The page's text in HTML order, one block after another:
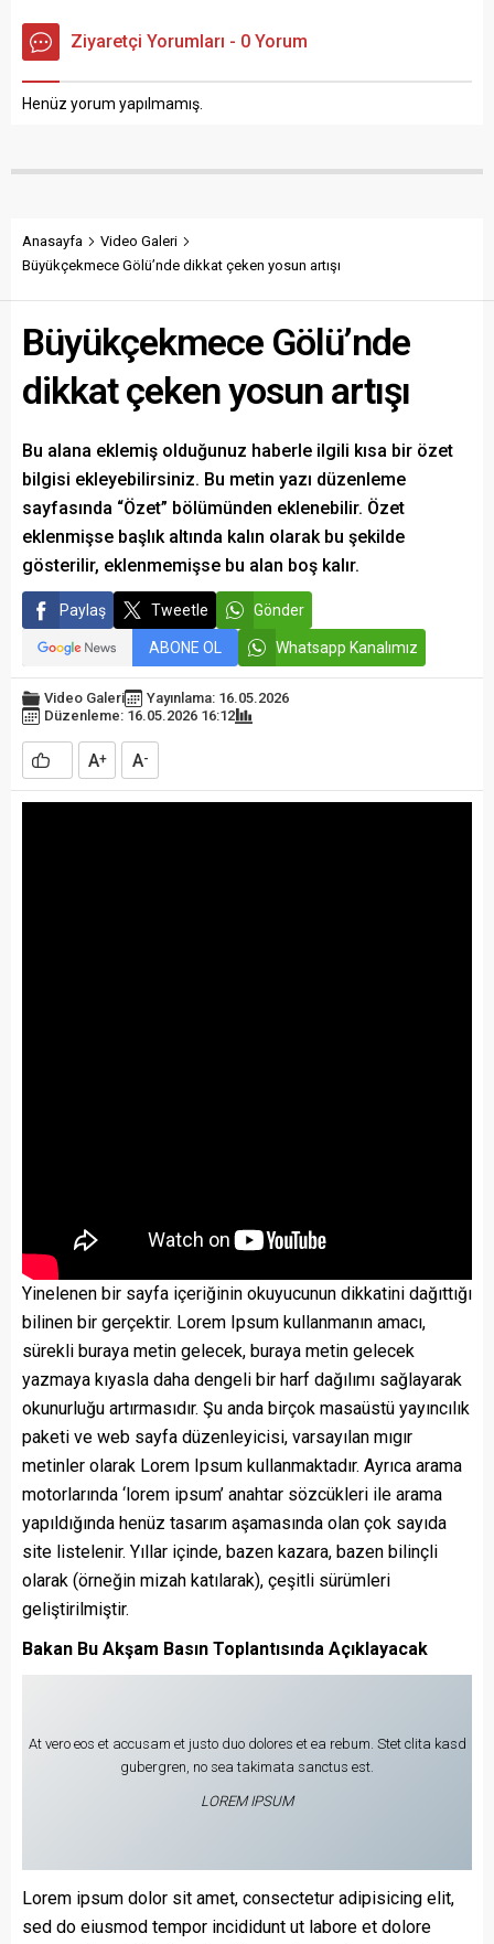
Ziyaretçi Yorumları - 0 Yorum
Henüz yorum yapılmamış.
Anasayfa
Video Galeri
Büyükçekmece Gölü’nde dikkat çeken yosun artışı
Büyükçekmece Gölü’nde
dikkat çeken yosun artışı
Bu alana eklemiş olduğunuz haberle ilgili kısa bir özet
bilgisi ekleyebilirsiniz. Bu metin yazı düzenleme
sayfasında “Özet” bölümünden eklenebilir. Özet
eklenmişse başlık altında kalın olarak bu şekilde
gösterilir, eklenmemişse bu alan boş kalır.
Paylaş Tweetle Gönder
ABONE OL Whatsapp Kanalımız
Video Galeri
Yayınlama: 16.05.2026
Düzenleme: 16.05.2026 16:12
A+ A-
Yinelenen bir sayfa içeriğinin okuyucunun dikkatini dağıttığı
bilinen bir gerçektir. Lorem Ipsum kullanmanın amacı,
sürekli buraya metin gelecek, buraya metin gelecek
yazmaya kıyasla daha dengeli bir harf dağılımı sağlayarak
okunurluğu artırmasıdır. Şu anda birçok masaüstü yayıncılık
paketi ve web sayfa düzenleyicisi, varsayılan mıgır
metinler olarak Lorem Ipsum kullanmaktadır. Ayrıca arama
motorlarında ‘lorem ipsum’ anahtar sözcükleri ile arama
yapıldığında henüz tasarım aşamasında olan çok sayıda
site listelenir. Yıllar içinde, bazen kazara, bazen bilinçli
olarak (örneğin mizah katılarak), çeşitli sürümleri
geliştirilmiştir.
Bakan Bu Akşam Basın Toplantısında Açıklayacak
At vero eos et accusam et justo duo dolores et ea rebum. Stet clita kasd
gubergren, no sea takimata sanctus est.
LOREM IPSUM
Lorem ipsum dolor sit amet, consectetur adipisicing elit,
sed do eiusmod tempor incididunt ut labore et dolore